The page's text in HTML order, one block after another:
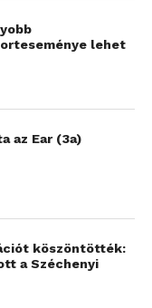
lehet
az Ear (3a)
köszöntötték:
a Széchenyi